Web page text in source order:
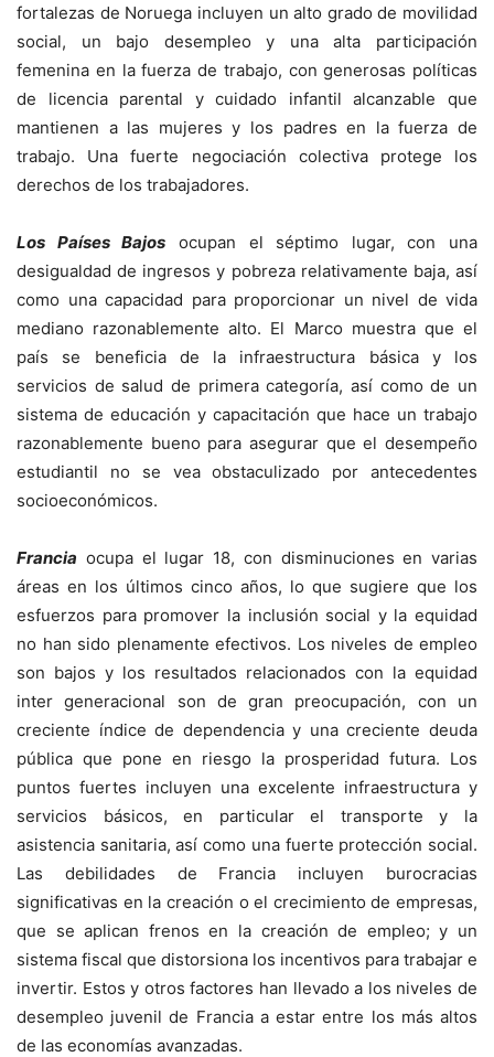
fortalezas de Noruega incluyen un alto grado de movilidad
social, un bajo desempleo y una alta participación
femenina en la fuerza de trabajo, con generosas políticas
de licencia parental y cuidado infantil alcanzable que
mantienen a las mujeres y los padres en la fuerza de
trabajo. Una fuerte negociación colectiva protege los
derechos de los trabajadores.
Los Países Bajos ocupan el séptimo lugar, con una
desigualdad de ingresos y pobreza relativamente baja, así
como una capacidad para proporcionar un nivel de vida
mediano razonablemente alto. El Marco muestra que el
país se beneficia de la infraestructura básica y los
servicios de salud de primera categoría, así como de un
sistema de educación y capacitación que hace un trabajo
razonablemente bueno para asegurar que el desempeño
estudiantil no se vea obstaculizado por antecedentes
socioeconómicos.
Francia ocupa el lugar 18, con disminuciones en varias
áreas en los últimos cinco años, lo que sugiere que los
esfuerzos para promover la inclusión social y la equidad
no han sido plenamente efectivos. Los niveles de empleo
son bajos y los resultados relacionados con la equidad
inter generacional son de gran preocupación, con un
creciente índice de dependencia y una creciente deuda
pública que pone en riesgo la prosperidad futura. Los
puntos fuertes incluyen una excelente infraestructura y
servicios básicos, en particular el transporte y la
asistencia sanitaria, así como una fuerte protección social.
Las debilidades de Francia incluyen burocracias
significativas en la creación o el crecimiento de empresas,
que se aplican frenos en la creación de empleo; y un
sistema fiscal que distorsiona los incentivos para trabajar e
invertir. Estos y otros factores han llevado a los niveles de
desempleo juvenil de Francia a estar entre los más altos
de las economías avanzadas.